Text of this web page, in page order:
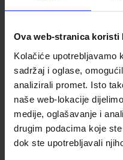
Ova web-stranica koristi
Kolačiće upotrebljavamo
sadržaj i oglase,
analizirali promet. Isto
naše web-lokacije
medije, oglašavanje i
drugim podacima koje
dok ste upotrebljavali
Omot PVC